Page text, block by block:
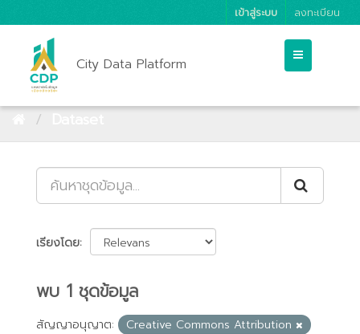
เข้าสู่ระบบ ลงทะเบียน
City Data Platform
เรียงโดย
พบ 1 ชุดข้อมูล
สัญญาอนุญาต:
Creative Commons Attribution